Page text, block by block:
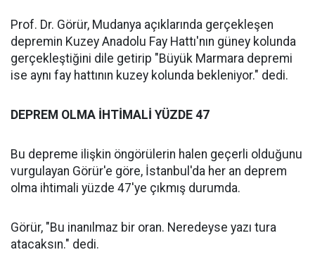
Prof. Dr. Görür, Mudanya açıklarında gerçekleşen
depremin Kuzey Anadolu Fay Hattı'nın güney kolunda
gerçekleştiğini dile getirip "Büyük Marmara depremi
ise aynı fay hattının kuzey kolunda bekleniyor." dedi.
DEPREM OLMA İHTİMALİ YÜZDE 47
Bu depreme ilişkin öngörülerin halen geçerli olduğunu
vurgulayan Görür'e göre, İstanbul'da her an deprem
olma ihtimali yüzde 47'ye çıkmış durumda.
Görür, "Bu inanılmaz bir oran. Neredeyse yazı tura
atacaksın." dedi.